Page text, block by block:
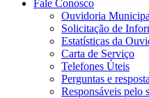
Fale Conosco
Ouvidoria
Solicitação de
Estatísticas da
Carta de Serviço
Telefones Úteis
Perguntas e
Responsáveis pelo